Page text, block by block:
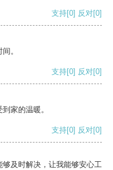
支持[0] 反对[0]
。
支持[0] 反对[0]
家的温暖。
支持[0] 反对[0]
及时解决，让我能够安心工